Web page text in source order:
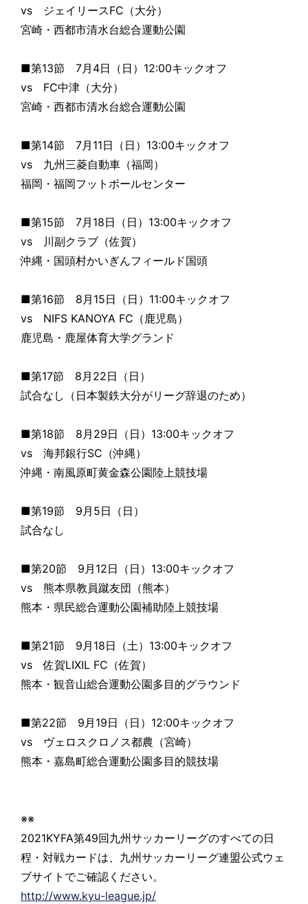
vs ジェイリースFC（大分）
宮崎・西都市清水台総合運動公園
■第13節 7月4日（日）12:00キックオフ
vs FC中津（大分）
宮崎・西都市清水台総合運動公園
■第14節 7月11日（日）13:00キックオフ
vs 九州三菱自動車（福岡）
福岡・福岡フットボールセンター
■第15節 7月18日（日）13:00キックオフ
vs 川副クラブ（佐賀）
沖縄・国頭村かいぎんフィールド国頭
■第16節 8月15日（日）11:00キックオフ
vs NIFS KANOYA FC（鹿児島）
鹿児島・鹿屋体育大学グランド
■第17節 8月22日（日）
試合なし（日本製鉄大分がリーグ辞退のため）
■第18節 8月29日（日）13:00キックオフ
vs 海邦銀行SC（沖縄）
沖縄・南風原町黄金森公園陸上競技場
■第19節 9月5日（日）
試合なし
■第20節 9月12日（日）13:00キックオフ
vs 熊本県教員蹴友団（熊本）
熊本・県民総合運動公園補助陸上競技場
■第21節 9月18日（土）13:00キックオフ
vs 佐賀LIXIL FC（佐賀）
熊本・観音山総合運動公園多目的グラウンド
■第22節 9月19日（日）12:00キックオフ
vs ヴェロスクロノス都農（宮崎）
熊本・嘉島町総合運動公園多目的競技場
※※
2021KYFA第49回九州サッカーリーグのすべての日
程・対戦カードは、九州サッカーリーグ連盟公式ウェ
ブサイトでご確認ください。
http://www.kyu-league.jp/